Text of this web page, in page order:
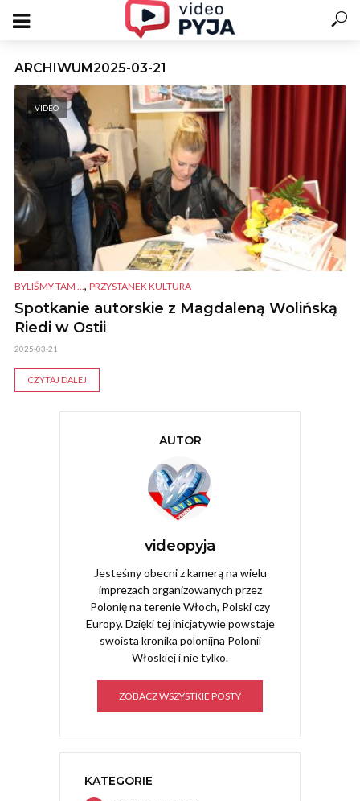
ARCHIWUM2025-03-21
VIDEO
BYLIŚMY TAM ..., PRZYSTANEK KULTURA
Spotkanie autorskie z Magdaleną Wolińską
Riedi w Ostii
2025-03-21
CZYTAJ DALEJ
AUTOR
videopyja
Jesteśmy obecni z kamerą na wielu
imprezach organizowanych przez
Polonię na terenie Włoch, Polski czy
Europy. Dzięki tej inicjatywie powstaje
swoista kronika polonijna Polonii
Włoskiej i nie tylko.
ZOBACZ WSZYSTKIE POSTY
KATEGORIE